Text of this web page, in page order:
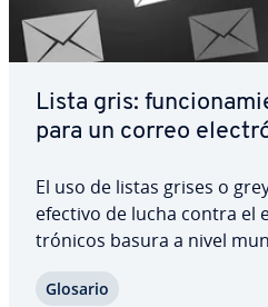
Lista gris:
para un correo
El uso de listas grises o
efectivo de lucha contra el
tró­ni­cos basura a nivel
no sabe que su bandeja
Glosario